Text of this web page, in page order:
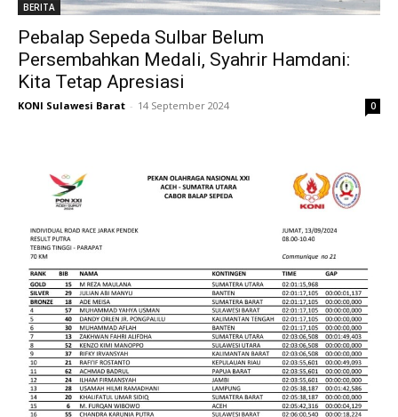
BERITA
Pebalap Sepeda Sulbar Belum
Persembahkan Medali, Syahrir Hamdani:
Kita Tetap Apresiasi
KONI Sulawesi Barat - 14 September 2024 0